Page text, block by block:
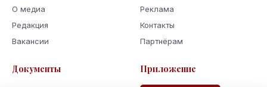
О медиа
Редакция
Вакансии
Реклама
Контакты
Партнёрам
Документы Приложение